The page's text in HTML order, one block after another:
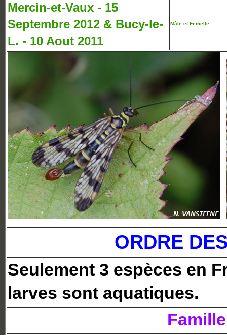
Mercin-et-Vaux - 15
Septembre 2012 & Bucy-le-
L. - 10 Aout 2011
Mâle et Femelle
ORDRE
Seulement 3 espèces en
larves sont aquatiques.